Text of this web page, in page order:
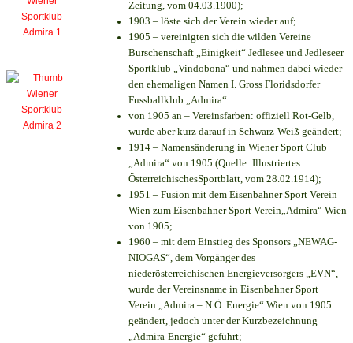
Zeitung, vom 04.03.1900);
1903 – löste sich der Verein wieder auf;
1905 – vereinigten sich die wilden Vereine
Burschenschaft „Einigkeit“ Jedlesee und Jedleseer
Sportklub „Vindobona“ und nahmen dabei wieder
den ehemaligen Namen I. Gross Floridsdorfer
Fussballklub „Admira“
von 1905 an – Vereinsfarben: offiziell Rot-Gelb,
wurde aber kurz darauf in Schwarz-Weiß geändert;
1914 – Namensänderung in Wiener Sport Club
„Admira“ von 1905 (Quelle: Illustriertes
ÖsterreichischesSportblatt, vom 28.02.1914);
1951 – Fusion mit dem Eisenbahner Sport Verein
Wien zum Eisenbahner Sport Verein„Admira“ Wien
von 1905;
1960 – mit dem Einstieg des Sponsors „NEWAG-
NIOGAS“, dem Vorgänger des
niederösterreichischen Energieversorgers „EVN“,
wurde der Vereinsname in Eisenbahner Sport
Verein „Admira – N.Ö. Energie“ Wien von 1905
geändert, jedoch unter der Kurzbezeichnung
„Admira-Energie“ geführt;